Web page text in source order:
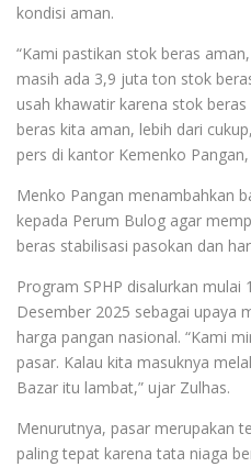
kondisi aman.
“Kami pastikan stok beras
masih ada 3,9 juta ton stok
usah khawatir karena stok
beras kita aman, lebih dari
pers di kantor Kemenko
Menko Pangan menambahkan
kepada Perum Bulog agar
beras stabilisasi pasokan dan
Program SPHP disalurkan mulai
Desember 2025 sebagai upaya
harga pangan nasional. “Kami
pasar. Kalau kita masuknya
Bazar itu lambat,” ujar Zulhas.
Menurutnya, pasar merupakan
paling tepat karena tata niaga